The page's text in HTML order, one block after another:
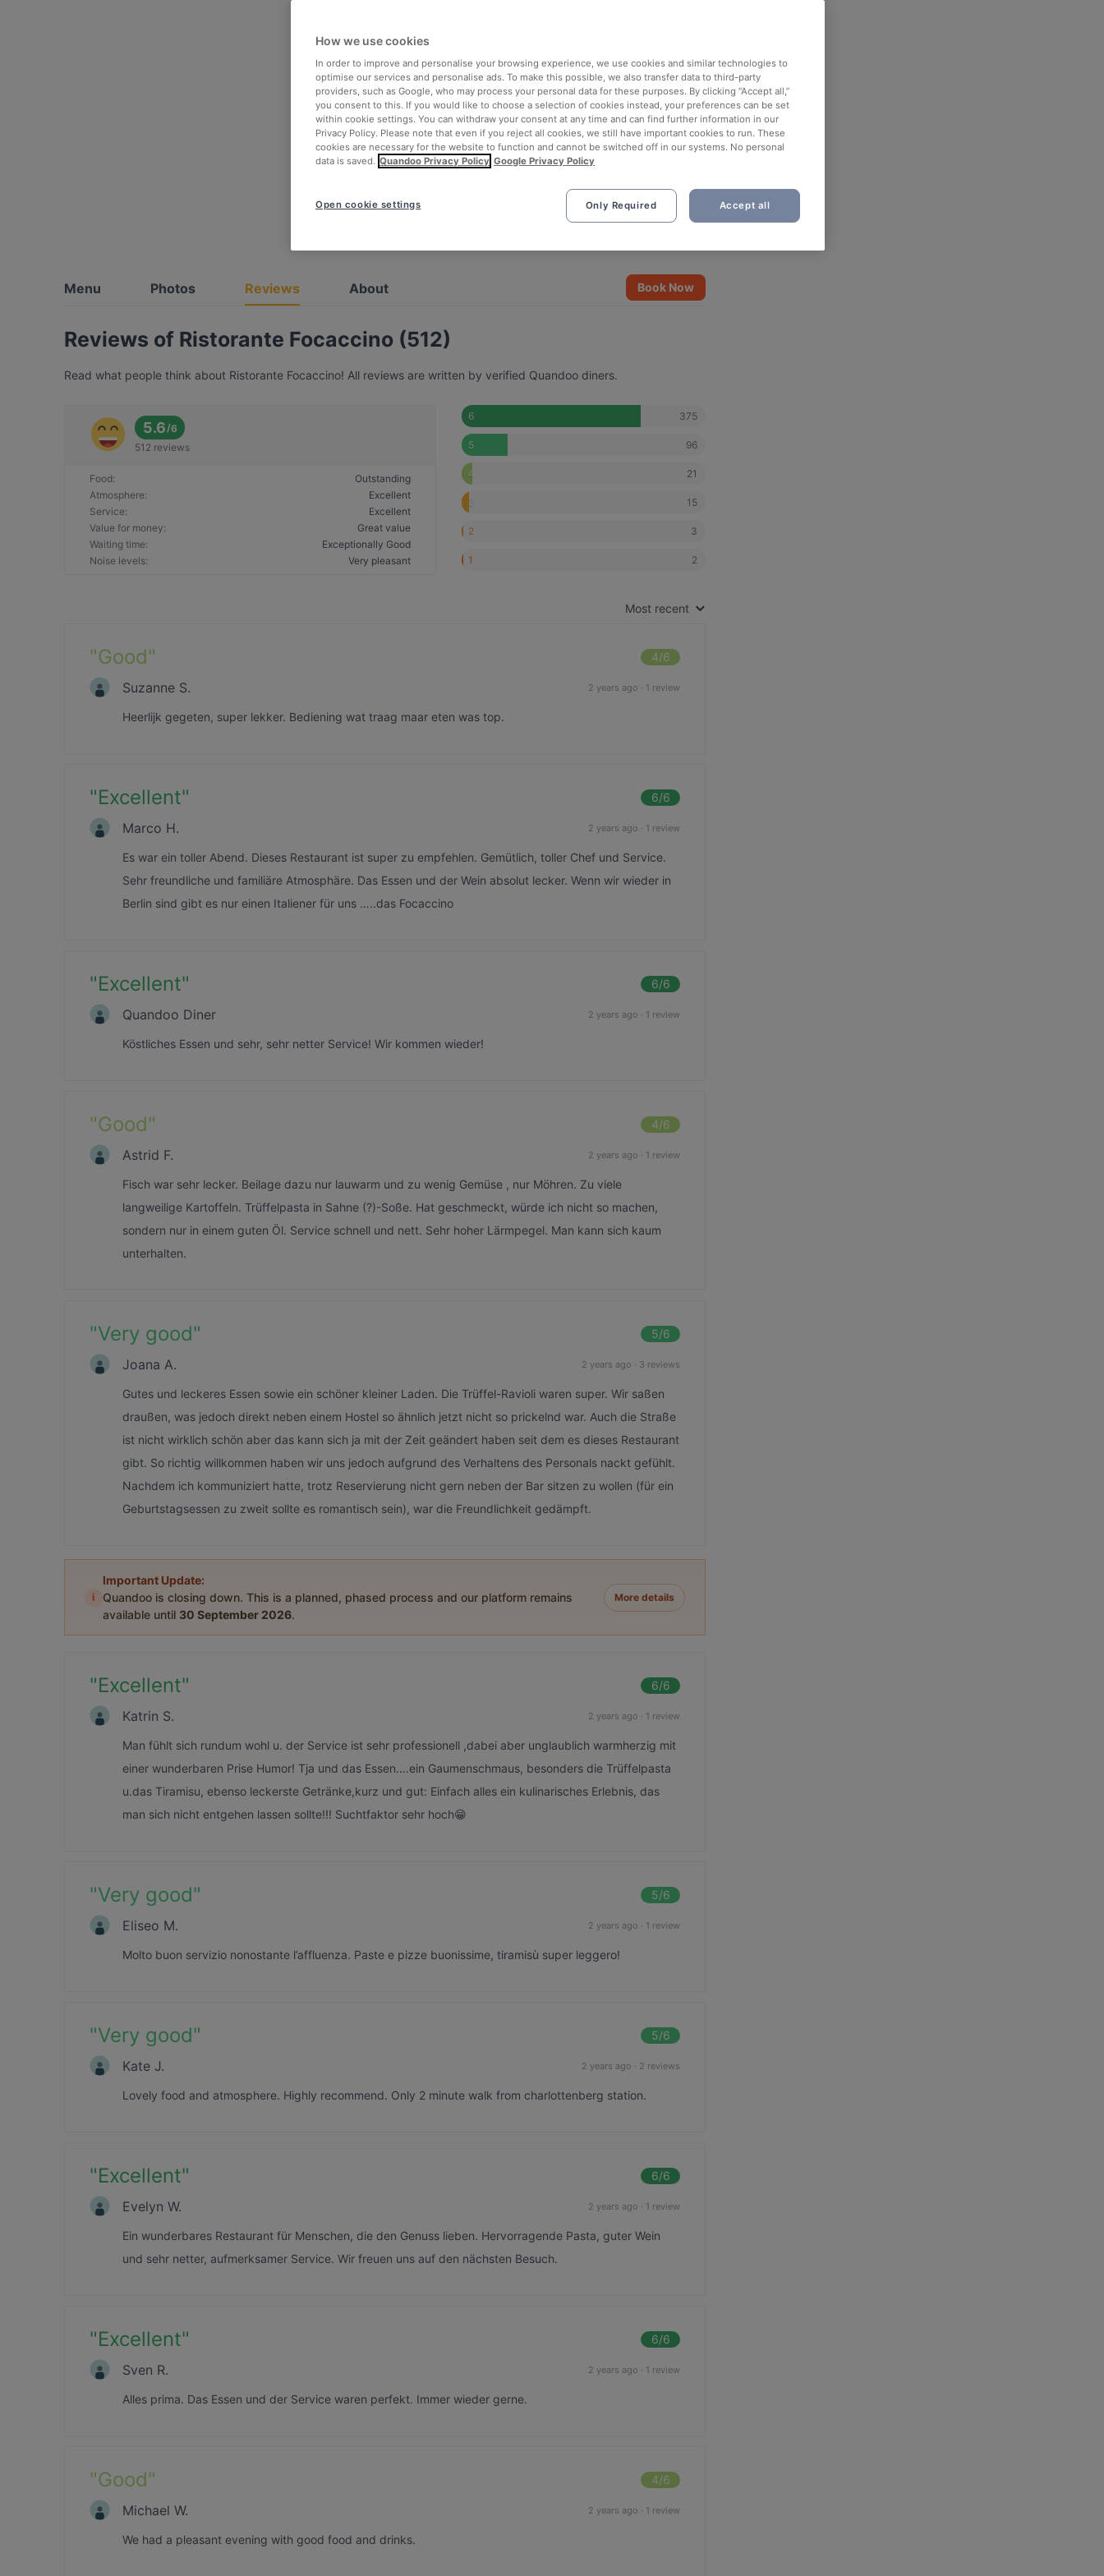
Menu Photos Reviews About Book Now
Reviews of Ristorante Focaccino (512)
Read what people think about Ristorante Focaccino! All reviews are written by verified Quandoo diners.
5.6/6
512 reviews
Food:
Outstanding
Atmosphere:
Excellent
Service:
Excellent
Value for money:
Great value
Waiting time:
Exceptionally Good
Noise levels: Very pleasant
6 375
5 96
4 21
3 15
2 3
1 2
Most recent
"Good" 4/6
Suzanne S. 2 years ago · 1 review
Heerlijk gegeten, super lekker. Bediening wat traag maar eten was top.
"Excellent" 6/6
Marco H. 2 years ago · 1 review
Es war ein toller Abend. Dieses Restaurant ist super zu empfehlen. Gemütlich, toller Chef und Service.
Sehr freundliche und familiäre Atmosphäre. Das Essen und der Wein absolut lecker. Wenn wir wieder in
Berlin sind gibt es nur einen Italiener für uns …..das Focaccino
"Excellent" 6/6
Quandoo Diner 2 years ago · 1 review
Köstliches Essen und sehr, sehr netter Service! Wir kommen wieder!
"Good" 4/6
Astrid F. 2 years ago · 1 review
Fisch war sehr lecker. Beilage dazu nur lauwarm und zu wenig Gemüse , nur Möhren. Zu viele
langweilige Kartoffeln. Trüffelpasta in Sahne (?)-Soße. Hat geschmeckt, würde ich nicht so machen,
sondern nur in einem guten Öl. Service schnell und nett. Sehr hoher Lärmpegel. Man kann sich kaum
unterhalten.
"Very good" 5/6
Joana A. 2 years ago · 3 reviews
Gutes und leckeres Essen sowie ein schöner kleiner Laden. Die Trüffel-Ravioli waren super. Wir saßen
draußen, was jedoch direkt neben einem Hostel so ähnlich jetzt nicht so prickelnd war. Auch die Straße
ist nicht wirklich schön aber das kann sich ja mit der Zeit geändert haben seit dem es dieses Restaurant
gibt. So richtig willkommen haben wir uns jedoch aufgrund des Verhaltens des Personals nackt gefühlt.
Nachdem ich kommuniziert hatte, trotz Reservierung nicht gern neben der Bar sitzen zu wollen (für ein
Geburtstagsessen zu zweit sollte es romantisch sein), war die Freundlichkeit gedämpft.
i
Important Update:
Quandoo is closing down. This is a planned, phased process and our platform remains
available until 30 September 2026.
More details
"Excellent" 6/6
Katrin S. 2 years ago · 1 review
Man fühlt sich rundum wohl u. der Service ist sehr professionell ,dabei aber unglaublich warmherzig mit
einer wunderbaren Prise Humor! Tja und das Essen....ein Gaumenschmaus, besonders die Trüffelpasta
u.das Tiramisu, ebenso leckerste Getränke,kurz und gut: Einfach alles ein kulinarisches Erlebnis, das
man sich nicht entgehen lassen sollte!!! Suchtfaktor sehr hoch😁
"Very good" 5/6
Eliseo M. 2 years ago · 1 review
Molto buon servizio nonostante l’affluenza. Paste e pizze buonissime, tiramisù super leggero!
"Very good" 5/6
Kate J. 2 years ago · 2 reviews
Lovely food and atmosphere. Highly recommend. Only 2 minute walk from charlottenberg station.
"Excellent" 6/6
Evelyn W. 2 years ago · 1 review
Ein wunderbares Restaurant für Menschen, die den Genuss lieben. Hervorragende Pasta, guter Wein
und sehr netter, aufmerksamer Service. Wir freuen uns auf den nächsten Besuch.
"Excellent" 6/6
Sven R. 2 years ago · 1 review
Alles prima. Das Essen und der Service waren perfekt. Immer wieder gerne.
"Good" 4/6
Michael W. 2 years ago · 1 review
We had a pleasant evening with good food and drinks.
How we use cookies
In order to improve and personalise your browsing experience, we use cookies and similar technologies to
optimise our services and personalise ads. To make this possible, we also transfer data to third-party
providers, such as Google, who may process your personal data for these purposes. By clicking “Accept all,”
you consent to this. If you would like to choose a selection of cookies instead, your preferences can be set
within cookie settings. You can withdraw your consent at any time and can find further information in our
Privacy Policy. Please note that even if you reject all cookies, we still have important cookies to run. These
cookies are necessary for the website to function and cannot be switched off in our systems. No personal
data is saved. Quandoo Privacy Policy Google Privacy Policy
Only Required Accept all
Open cookie settings